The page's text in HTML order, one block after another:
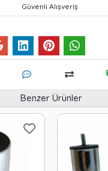
Güvenli Alışveriş
Benzer Ürünler